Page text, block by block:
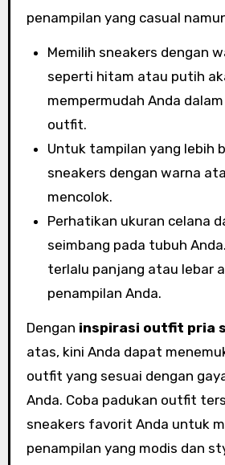
penampilan yang casual
Memilih sneakers dengan
seperti hitam atau putih
mempermudah Anda
outfit.
Untuk tampilan yang lebih
sneakers dengan warna
mencolok.
Perhatikan ukuran celana
seimbang pada tubuh
terlalu panjang atau lebar
penampilan Anda.
Dengan inspirasi outfit pria
atas, kini Anda dapat
outfit yang sesuai dengan
Anda. Coba padukan outfit
sneakers favorit Anda untuk
penampilan yang modis dan